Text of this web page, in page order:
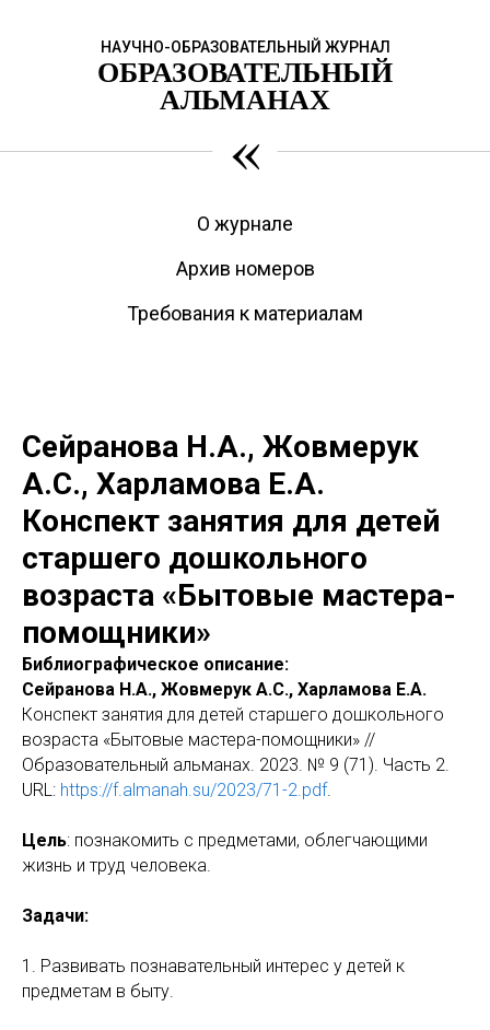
НАУЧНО-ОБРАЗОВАТЕЛЬНЫЙ ЖУРНАЛ
ОБРАЗОВАТЕЛЬНЫЙ
АЛЬМАНАХ
«
О журнале
Архив номеров
Требования к материалам
Сейранова Н.А., Жовмерук
А.С., Харламова Е.А.
Конспект занятия для детей
старшего дошкольного
возраста «Бытовые мастера-
помощники»
Библиографическое описание:
Сейранова Н.А., Жовмерук А.С., Харламова Е.А.
Конспект занятия для детей старшего дошкольного
возраста «Бытовые мастера-помощники» //
Образовательный альманах. 2023. № 9 (71). Часть 2.
URL: https://f.almanah.su/2023/71-2.pdf.
Цель: познакомить с предметами, облегчающими
жизнь и труд человека.
Задачи:
1. Развивать познавательный интерес у детей к
предметам в быту.